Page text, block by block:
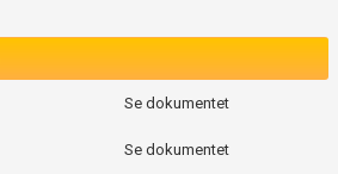
Se dokumentet
Se dokumentet